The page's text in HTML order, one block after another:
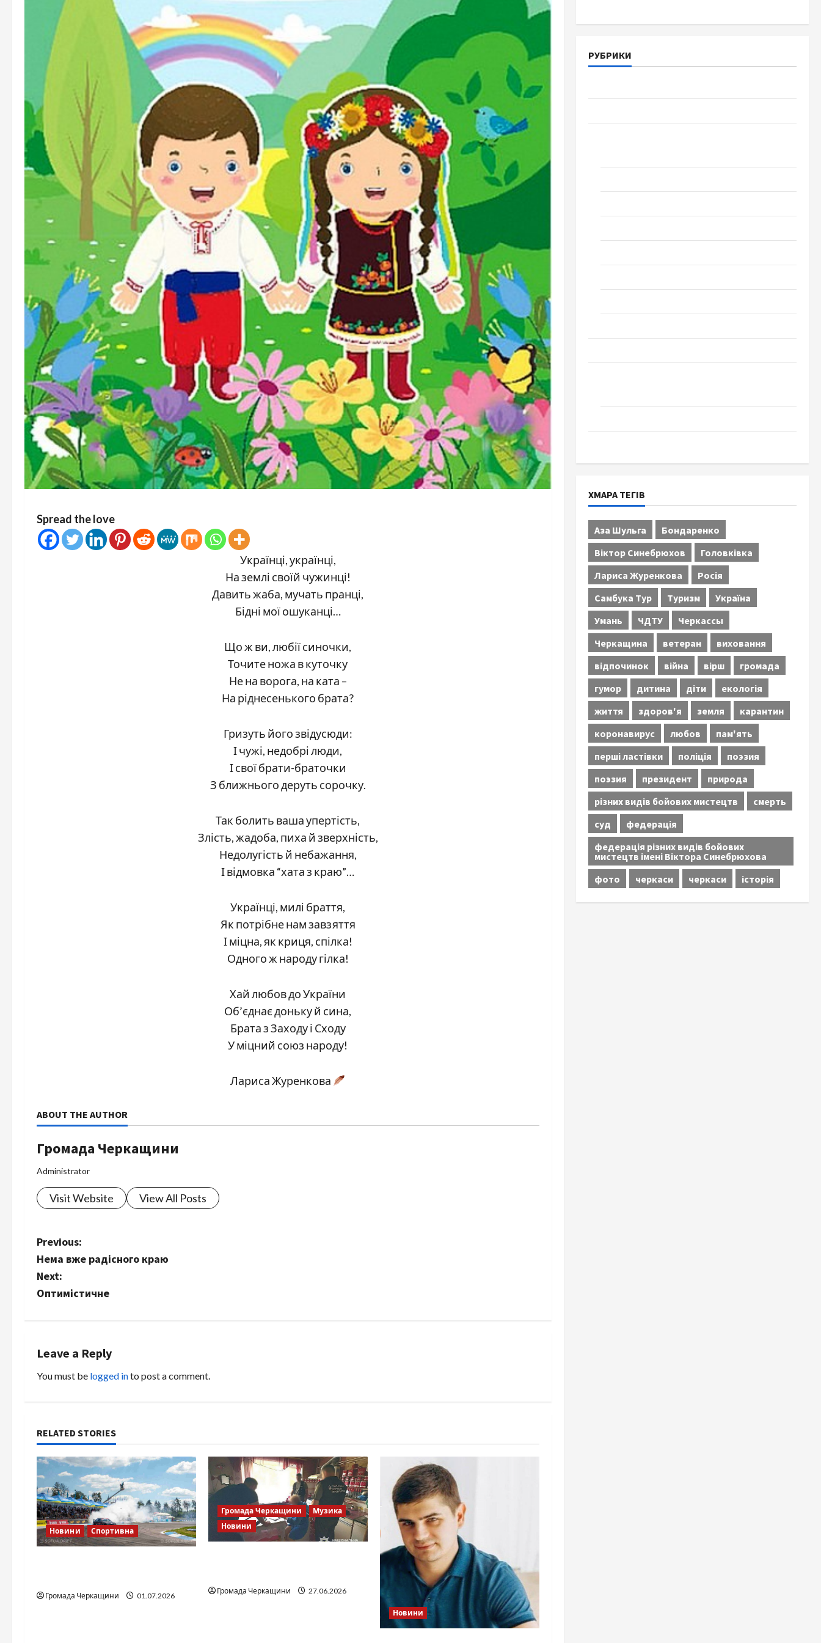
Spread the love
Українці, українці,
На землі своїй чужинці!
Давить жаба, мучать пранці,
Бідні мої ошуканці…
Що ж ви, любії синочки,
Точите ножа в куточку
Не на ворога, на ката –
На ріднесенького брата?
Гризуть його звідусюди:
І чужі, недобрі люди,
І свої брати-браточки
З ближнього деруть сорочку.
Так болить ваша упертість,
Злість, жадоба, пиха й зверхність,
Недолугість й небажання,
І відмовка “хата з краю”…
Українці, милі браття,
Як потрібне нам завзяття
І міцна, як криця, спілка!
Одного ж народу гілка!
Хай любов до України
Об’єднає доньку й сина,
Брата з Заходу і Сходу
У міцний союз народу!
Лариса Журенкова
ABOUT THE AUTHOR
Громада Черкащини
Administrator
Visit Website View All Posts
P
o
s
n
a
i
g
a
t
i
o
Previous:
Нема вже радісного краю
Next:
Оптимістичне
Leave a Reply
You must be logged into post a comment.
RELATED STORIES
Новини Спортивна
Громада Черкащини 01.07.2026
Громада Черкащини
Музика
Новини
Громада Черкащини 27.06.2026
Новини
РУБРИКИ
ХМАРА ТЕГІВ
Аза Шульга
Бондаренко
Віктор Синебрюхов
Головківка
Лариса Журенкова
Росія
Самбука Тур
Туризм
Україна
Умань
ЧДТУ
Черкассы
Черкащина
ветеран
виховання
відпочинок
війна вірш
громада
гумор
дитина діти
екологія
життя
здоров'я земля
карантин
коронавирус
любов
пам'ять
перші ластівки
поліція
поэзия
поэзия
президент
природа
різних видів бойових мистецтв
смерть
суд
федерація
федерація різних видів бойових
мистецтв імені Віктора Синебрюхова
фото
черкаси черкаси історія